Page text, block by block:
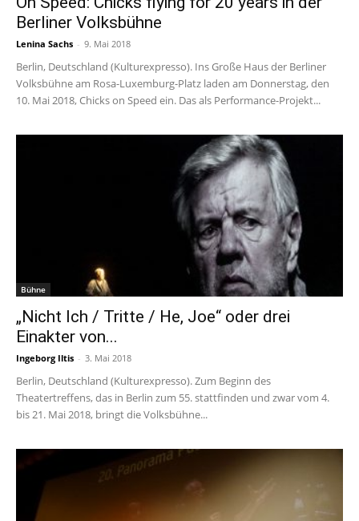
Berliner Volksbühne
Lenina Sachs - 9. Mai 2018
Berlin, Deutschland (Kulturexpresso). Ins Große Haus der Berliner
Volksbühne am Rosa-Luxemburg-Platz laden am Donnerstag, den
10. Mai 2018, Chicks on Speed ein. Das als Performance-Projekt...
Bühne
„Nicht Ich / Tritte / He, Joe“ oder drei
Einakter von...
Ingeborg Iltis - 3. Mai 2018
Berlin, Deutschland (Kulturexpresso). Zum Beginn des
Theatertreffens, das in Berlin zum 55. stattfinden und zwar vom 4.
bis 21. Mai 2018, bringt die Volksbühne...